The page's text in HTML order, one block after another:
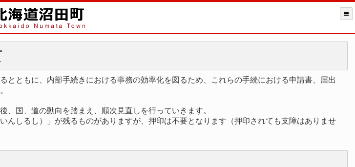
ともに、内部手続きにおける事務の効率化を図るため、これらの手続における申請書、届出
国、道の動向を踏まえ、順次見直しを行っていきます。
しるし）」が残るものがありますが、押印は不要となります（押印されても支障はありませ